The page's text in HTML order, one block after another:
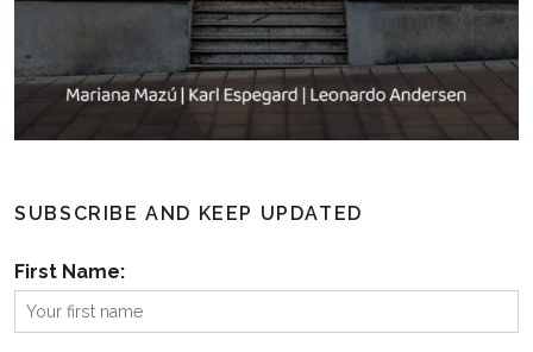
SUBSCRIBE AND KEEP UPDATED
First Name: